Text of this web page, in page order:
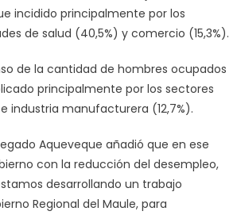
incidido principalmente por los
de salud (40,5%) y comercio (15,3%).
de la cantidad de hombres ocupados
principalmente por los sectores
industria manufacturera (12,7%).
Aqueveque añadió que en ese
con la reducción del desempleo,
desarrollando un trabajo
Regional del Maule, para